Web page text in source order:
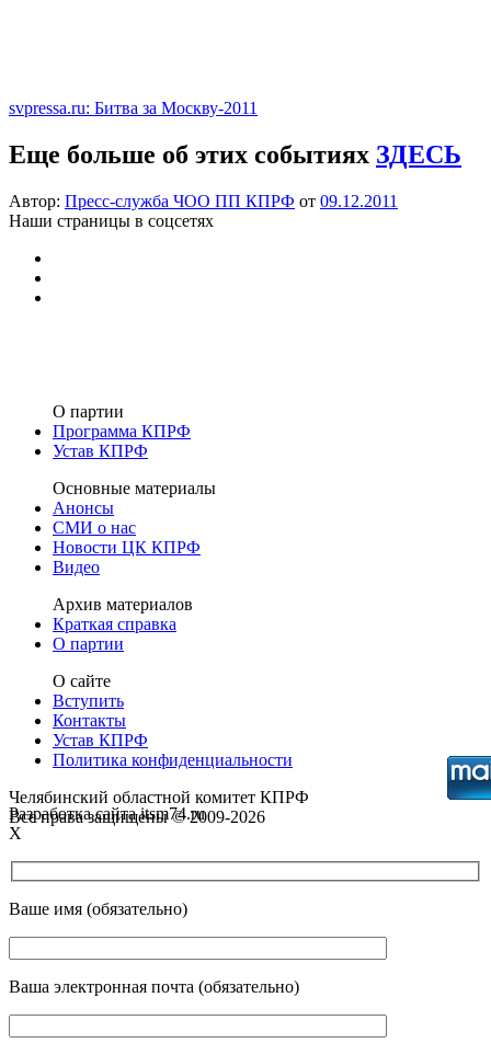
svpressa.ru: Битва за Москву-2011
Еще больше об этих событиях ЗДЕСЬ
Автор: Пресс-служба ЧОО ПП КПРФ от 09.12.2011
Наши страницы в соцсетях
О партии
Программа КПРФ
Устав КПРФ
Основные материалы
Анонсы
СМИ о нас
Новости ЦК КПРФ
Видео
Архив материалов
Краткая справка
О партии
О сайте
Вступить
Контакты
Устав КПРФ
Политика конфиденциальности
Челябинский областной комитет КПРФ
Все права защищены © 2009-2026
Разработка сайта itsm74.ru
X
Ваше имя (обязательно)
Ваша электронная почта (обязательно)